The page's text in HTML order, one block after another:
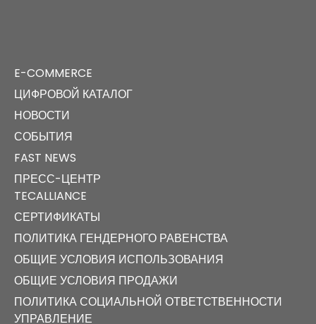
E-COMMERCE
ЦИФРОВОЙ КАТАЛОГ
НОВОСТИ
СОБЫТИЯ
FAST NEWS
ПРЕСС-ЦЕНТР
TECALLIANCE
СЕРТИФИКАТЫ
ПОЛИТИКА ГЕНДЕРНОГО РАВЕНСТВА
ОБЩИЕ УСЛОВИЯ ИСПОЛЬЗОВАНИЯ
ОБЩИЕ УСЛОВИЯ ПРОДАЖИ
ПОЛИТИКА СОЦИАЛЬНОЙ ОТВЕТСТВЕННОСТИ
УПРАВЛЕНИЕ